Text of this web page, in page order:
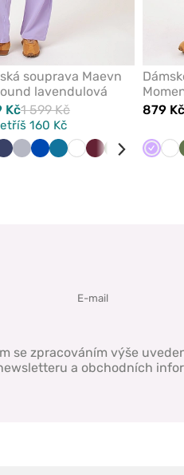
souprava Maevn
lavendulová
Kč1 599 Kč
160 Kč
Námořnická
SvětleKrálovsky
Karaibsky
Bílá TřešňováOlivkováČervená
879 Kč
Bílá
se zpracováním výše
a obchodních